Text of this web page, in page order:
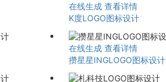
在线生成 查看详情
K度LOGO图标设计
在线生成 查看详情
攒星星INGLOGO图标设计